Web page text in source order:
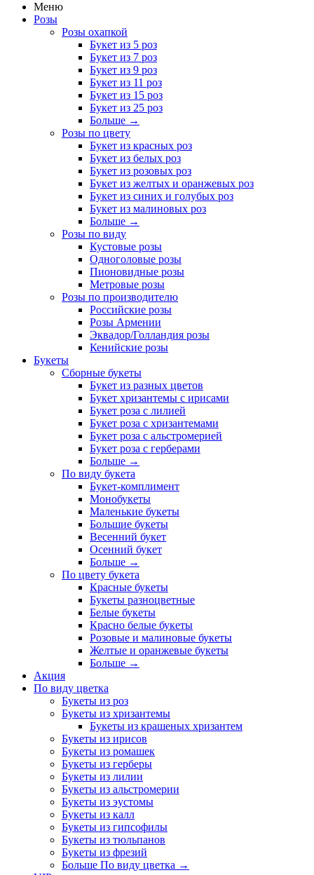
Меню
Розы
Розы охапкой
Букет из 5 роз
Букет из 7 роз
Букет из 9 роз
Букет из 11 роз
Букет из 15 роз
Букет из 25 роз
Больше →
Розы по цвету
Букет из красных роз
Букет из белых роз
Букет из розовых роз
Букет из желтых и оранжевых роз
Букет из синих и голубых роз
Букет из малиновых роз
Больше →
Розы по виду
Кустовые розы
Одноголовые розы
Пионовидные розы
Метровые розы
Розы по производителю
Российские розы
Розы Армении
Эквадор/Голландия розы
Кенийские розы
Букеты
Сборные букеты
Букет из разных цветов
Букет хризантемы с ирисами
Букет роза с лилией
Букет роза с хризантемами
Букет роза с альстромерией
Букет роза с герберами
Больше →
По виду букета
Букет-комплимент
Монобукеты
Маленькие букеты
Большие букеты
Весенний букет
Осенний букет
Больше →
По цвету букета
Красные букеты
Букеты разноцветные
Белые букеты
Красно белые букеты
Розовые и малиновые букеты
Желтые и оранжевые букеты
Больше →
Акция
По виду цветка
Букеты из роз
Букеты из хризантемы
Букеты из крашеных хризантем
Букеты из ирисов
Букеты из ромашек
Букеты из герберы
Букеты из лилии
Букеты из альстромерии
Букеты из эустомы
Букеты из калл
Букеты из гипсофилы
Букеты из тюльпанов
Букеты из фрезий
Больше По виду цветка →